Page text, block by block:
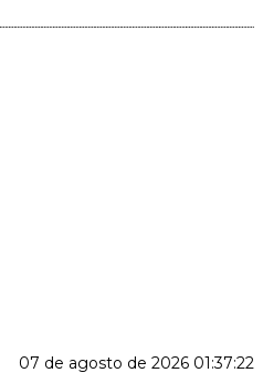
07 de agosto de 2026 01:37:23